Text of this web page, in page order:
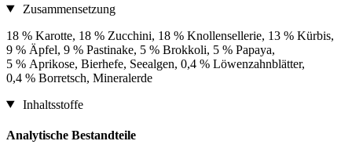
Zusammensetzung
18 % Karotte, 18 % Zucchini, 18 % Knollensellerie, 13 % Kürbis,
9 % Äpfel, 9 % Pastinake, 5 % Brokkoli, 5 % Papaya,
5 % Aprikose, Bierhefe, Seealgen, 0,4 % Löwenzahnblätter,
0,4 % Borretsch, Mineralerde
Inhaltsstoffe
Analytische Bestandteile